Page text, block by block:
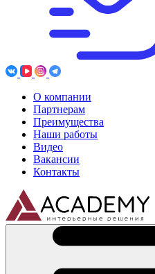
О компании
Партнерам
Преимущества
Наши работы
Видео
Вакансии
Контакты